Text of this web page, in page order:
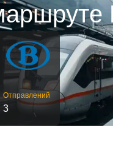
Отправлений
3